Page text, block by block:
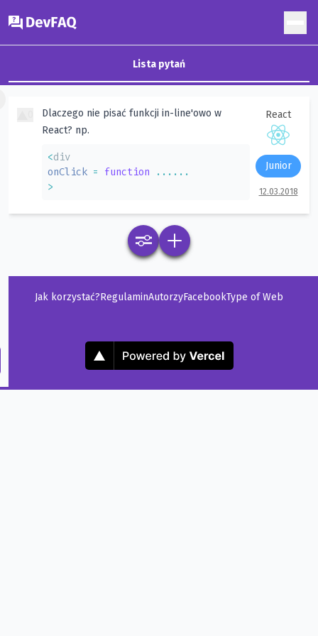
DevFAQ
Lista pytań
Dlaczego nie pisać funkcji in-line'owo w
React? np.
<
onClick = function ... ...
>
React
Junior
12.03.2018
Jak korzystać?RegulaminAutorzyFacebookType of Web